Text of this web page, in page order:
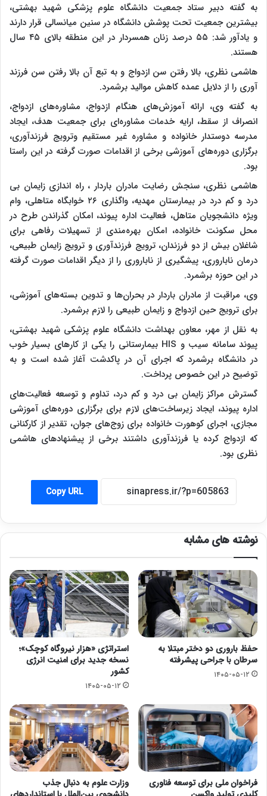
به گفته دبیر ستاد جمعیت دانشگاه علوم پزشکی شهید بهشتی،
بیشترین جمعیت تحت پوشش دانشگاه در سنین میانسالی قرار دارند
و یادآور شد: ۵۵ درصد زنان همسردار در این منطقه بالای ۴۵ سال
هستند.
هاشمی نظری، بالا رفتن سن ازدواج و به تبع آن بالا رفتن سن فرزند
آوری را از دلایل عمده کاهش موالید برشمرد.
به گفته وی، ارائه آموزش‌های هنگام ازدواج، مشاوره‌های ازدواج،
انصراف از سقط، ارایه خدمات مشاوره‌ای برای جمعیت هدف، ایجاد
مدرسه دوستدار خانواده و مشاوره غیر مستقیم وترویج فرزندآوری،
برگزاری دوره‌های آموزشی برخی از اقدامات صورت گرفته در این راستا
بود.
هاشمی نظری، سنجش رضایت مادران باردار ، راه اندازی زایمان بی
درد و کم درد در بیمارستان مهدیه، واگذاری ۲۶ خوابگاه متاهلی، وام
ویژه دانشجویان متاهل، فعالیت اداره پیوند، امکان گذراندن طرح در
محل سکونت خانواده، امکان بهره‌مندی از تسهیلات رفاهی برای
شاغلان بیش از دو فرزندان، ترویج فرزندآوری و ترویج زایمان طبیعی،
درمان ناباروری، پیشگیری از ناباروری را از دیگر اقدامات صورت گرفته
در این حوزه برشمرد.
وی، مراقبت از مادران باردار در بحران‌ها و تدوین بسته‌های آموزشی،
برای ترویج حین ازدواج و زایمان طبیعی را لازم برشمرد.
به نقل از مهر، معاون بهداشت دانشگاه علوم پزشکی شهید بهشتی،
پیوند سامانه سیب و HIS بیمارستانی را یکی از کارهای بسیار خوب
در دانشگاه برشمرد که اجرای آن در پاکدشت آغاز شده است و به
توضیح در این خصوص پرداخت.
گسترش مراکز زایمان بی درد و کم درد، تداوم و توسعه فعالیت‌های
اداره پیوند، ایجاد زیرساخت‌های لازم برای برگزاری دوره‌های آموزشی
مجازی، اجرای کوهورت خانواده برای زوج‌های جوان، تقدیر از کارکنانی
که ازدواج کرده یا فرزندآوری داشتند برخی از پیشنهادهای هاشمی
نظری بود.
Copy URL
نوشته های مشابه
حفظ باروری دو دختر مبتلا به
سرطان با جراحی پیشرفته
۱۴۰۵-۰۵-۱۲
استراتژی «هزار نیروگاه کوچک»؛
نسخه جدید برای امنیت انرژی
کشور
۱۴۰۵-۰۵-۱۲
فراخوان ملی برای توسعه فناوری
وزارت علوم به دنبال جذب